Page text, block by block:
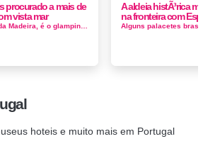
procurado a mais de
vista mar
Campismo de luxo na ilha da Madeira, é o glamping mais procurado da Madeira a mais de 600 metros de altitude com vista mar localizado no c...
A aldeia histÃ³rica
na fronteira com
hoteis e muito mais em Portugal